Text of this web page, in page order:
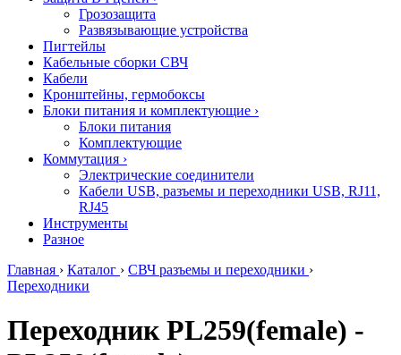
Грозозащита
Развязывающие устройства
Пигтейлы
Кабельные сборки СВЧ
Кабели
Кронштейны, гермобоксы
Блоки питания и комплектующие ›
Блоки питания
Комплектующие
Коммутация ›
Электрические соединители
Кабели USB, разъемы и переходники USB, RJ11,
RJ45
Инструменты
Разное
Главная › Каталог › СВЧ разъемы и переходники ›
Переходники
Переходник PL259(female) -